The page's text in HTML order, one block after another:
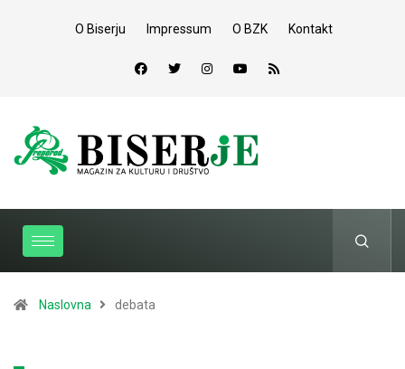
O Biserju Impressum O BZK Kontakt
Naslovna debata